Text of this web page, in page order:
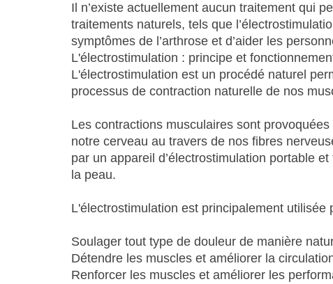
Il n’existe actuellement aucun traitement qui
traitements naturels, tels que
symptômes de l’arthrose et d’aider les
L'électrostimulation : principe et
L'électrostimulation est un procédé naturel
processus de contraction naturelle de nos
Les contractions musculaires sont
notre cerveau au travers de nos fibres
par un appareil d’électrostimulation portable
la peau.
L'électrostimulation est principalement utilisée
Soulager tout type de douleur de manière
Détendre les muscles et améliorer la
Renforcer les muscles et améliorer les